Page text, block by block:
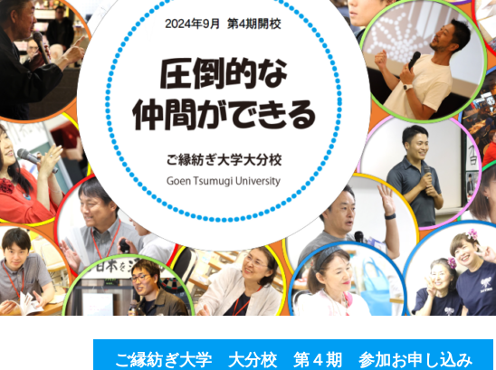
ご縁紡ぎ大学 大分校 第４期 参加お申し込み